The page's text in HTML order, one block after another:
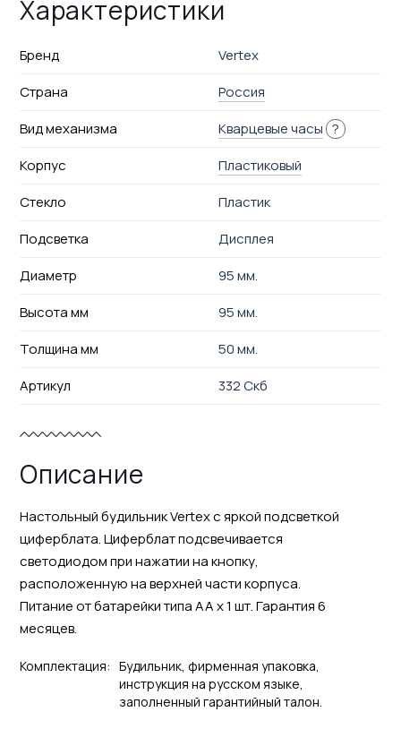
Характеристики
Бренд
Vertex
Страна
Россия
Вид механизма
Кварцевые часы ?
Корпус
Пластиковый
Стекло
Пластик
Подсветка
Дисплея
Диаметр
95 мм.
Высота мм
95 мм.
Толщина мм
50 мм.
Артикул
332 Скб
Описание
Настольный будильник Vertex с яркой подсветкой
циферблата. Циферблат подсвечивается
светодиодом при нажатии на кнопку,
расположенную на верхней части корпуса.
Питание от батарейки типа АА х 1 шт. Гарантия 6
месяцев.
Комплектация: Будильник, фирменная упаковка,
инструкция на русском языке,
заполненный гарантийный талон.